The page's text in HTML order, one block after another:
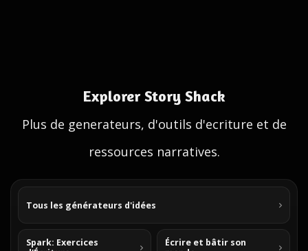
Explorer Story Shack
Plus de generateurs, d'outils d'ecriture et de
ressources narratives.
Tous les générateurs d'idées
Spark: Exercices
Écrire et bâtir son